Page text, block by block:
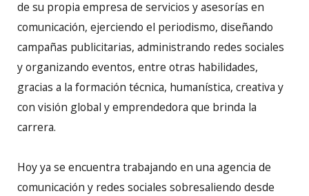
de su propia empresa de servicios y asesorías en
comunicación, ejerciendo el periodismo, diseñando
campañas publicitarias, administrando redes sociales
y organizando eventos, entre otras habilidades,
gracias a la formación técnica, humanística, creativa y
con visión global y emprendedora que brinda la
carrera.
Hoy ya se encuentra trabajando en una agencia de
comunicación y redes sociales sobresaliendo desde